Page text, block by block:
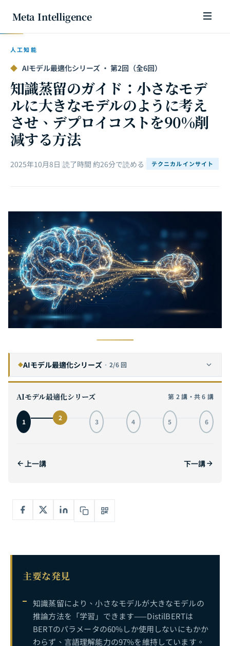
Meta Intelligence
人工知能
◆ AIモデル最適化シリーズ · 第2回（全6回）
知識蒸留のガイド：小さなモデ
ルに大きなモデルのように考え
させ、デプロイコストを90%削
減する方法
2025年10月8日 読了時間 約26分で読める テクニカルインサイト
◆AIモデル最適化シリーズ · 2/6 回
2 現在
モデル量子化完全ガイド：70Bモデルを4ビットに収める——INT8からGGUFまでの実践的ディープダイブ
5 動的計算完全ガイド：MoE混合エキスパートからSpeculative Decodingまで——AIにオンデマンドで計算資源を割り当てさせる
AIモデル最適化シリーズ 第 2 講・共 6 講
1 2 3 4 5 6
上一講 下一講
主要な発見
知識蒸留により、小さなモデルが大きなモデルの
推論方法を「学習」できます——DistilBERTは
BERTのパラメータの60%しか使用しないにもかか
わらず、言語理解能力の97%を維持しています。